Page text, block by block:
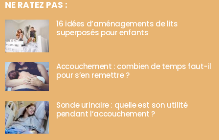
NE RATEZ PAS :
16 idées d’aménagements de lits
superposés pour enfants
Accouchement : combien de temps faut-il
pour s’en remettre ?
Sonde urinaire : quelle est son utilité
pendant l’accouchement ?